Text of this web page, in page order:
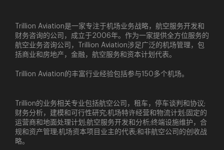
Trillion Aviation是一家专注于机场业务战略，航空服务开发和
财务咨询的公司，成立于2006年。作为一家提供全方位服务的
航空业务咨询公司，Trillion Aviation涉足广泛的机场管理，包
括商业和房地产，金融，航空服务和资本计划代表。
Trillion Aviation的丰富行业经验包括参与150多个机场。
Trillion的业务相关专业包括航空公司，租车，停车谈判和协议;
财务分析，建模和可行性研究;机场特许经营和物流计划;固定的
运营商和地面处理计划;航空服务开发和分析;终端设施维护，合
规和资产管理;机场资本项目业主的代表;和非航空公司的创收战
略。